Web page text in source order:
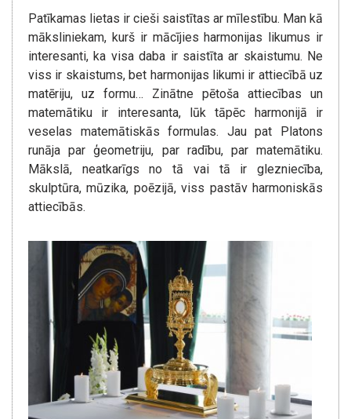
Patīkamas lietas ir cieši saistītas ar mīlestību. Man kā
māksliniekam, kurš ir mācījies harmonijas likumus ir
interesanti, ka visa daba ir saistīta ar skaistumu. Ne
viss ir skaistums, bet harmonijas likumi ir attiecībā uz
matēriju, uz formu… Zinātne pētoša attiecības un
matemātiku ir interesanta, lūk tāpēc harmonijā ir
veselas matemātiskās formulas. Jau pat Platons
runāja par ģeometriju, par radību, par matemātiku.
Mākslā, neatkarīgs no tā vai tā ir glezniecība,
skulptūra, mūzika, poēzijā, viss pastāv harmoniskās
attiecībās.